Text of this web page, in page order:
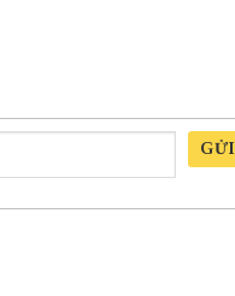
GỬI